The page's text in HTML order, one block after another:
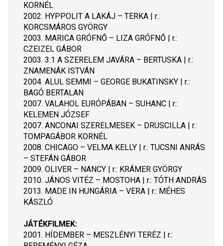
KORNÉL
2002. HYPPOLIT A LAKÁJ – TERKA | r.:
KORCSMÁROS GYÖRGY
2003. MARICA GRÓFNŐ – LIZA GRÓFNŐ | r.:
CZEIZEL GÁBOR
2003. 3:1 A SZERELEM JAVÁRA – BERTUSKA | r.:
ZNAMENÁK ISTVÁN
2004. ALUL SEMMI – GEORGE BUKATINSKY | r.:
BAGÓ BERTALAN
2007. VALAHOL EURÓPÁBAN – SUHANC | r.:
KELEMEN JÓZSEF
2007. ANCONAI SZERELMESEK – DRUSCILLA | r.:
TOMPAGÁBOR KORNÉL
2008. CHICAGO – VELMA KELLY | r.: TUCSNI ANRÁS
– STEFÁN GÁBOR
2009. OLIVER – NANCY | r.: KRÁMER GYÖRGY
2010. JÁNOS VITÉZ – MOSTOHA | r.: TÓTH ANDRÁS
2013. MADE IN HUNGÁRIA – VERA | r.: MÉHES
KÁSZLÓ
JÁTÉKFILMEK:
2001. HÍDEMBER – MESZLÉNYI TERÉZ | r.: